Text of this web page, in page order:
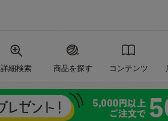
詳細検索 商品を探す コンテンツ